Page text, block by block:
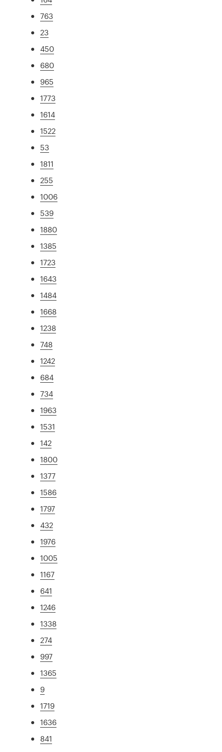
763
23
450
680
965
1773
1614
1522
53
1811
255
1006
539
1880
1385
1723
1643
1484
1668
1238
748
1242
684
734
1963
1531
142
1800
1377
1586
1797
432
1976
1005
1167
641
1246
1338
274
997
1365
9
1719
1636
841